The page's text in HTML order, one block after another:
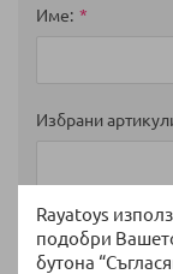
Rayatoys
подобри
бутона
star
stars
stars
stars
stars
Име
Избрани
Мнение